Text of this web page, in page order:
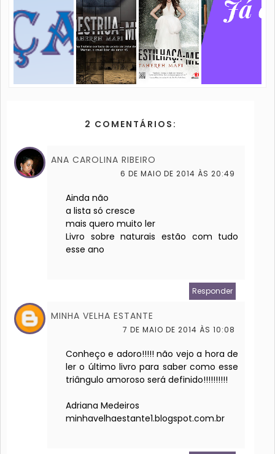
2 COMENTÁRIOS:
ANA CAROLINA RIBEIRO
6 DE MAIO DE 2014 ÀS 20:49
Ainda não
a lista só cresce
mais quero muito ler
Livro sobre naturais estão com tudo
esse ano
Responder
MINHA VELHA ESTANTE
7 DE MAIO DE 2014 ÀS 10:08
Conheço e adoro!!!!! não vejo a hora de
ler o último livro para saber como esse
triângulo amoroso será definido!!!!!!!!!!
Adriana Medeiros
minhavelhaestante1.blogspot.com.br